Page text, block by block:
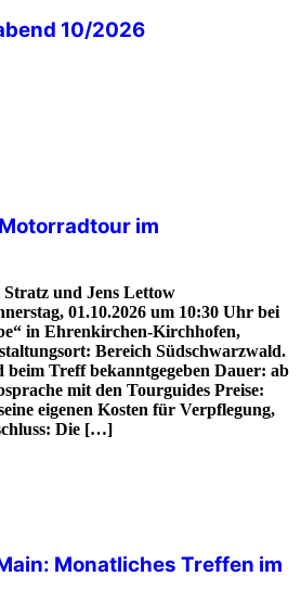
10/2026
im
und Jens Lettow
01.10.2026 um 10:30 Uhr bei
in Ehrenkirchen-Kirchhofen,
Bereich Südschwarzwald.
beim Treff bekanntgegeben Dauer: ab
mit den Tourguides Preise:
eigenen Kosten für Verpflegung,
Die […]
Monatliches Treffen im